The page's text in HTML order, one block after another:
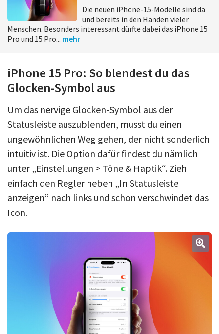
Die neuen iPhone-15-Modelle sind da
und bereits in den Händen vieler
Menschen. Besonders interessant dürfte dabei das iPhone 15
Pro und 15 Pro... mehr
iPhone 15 Pro: So blendest du das
Glocken-Symbol aus
Um das nervige Glocken-Symbol aus der
Statusleiste auszublenden, musst du einen
ungewöhnlichen Weg gehen, der nicht sonderlich
intuitiv ist. Die Option dafür findest du nämlich
unter „Einstellungen > Töne & Haptik“. Zieh
einfach den Regler neben „In Statusleiste
anzeigen“ nach links und schon verschwindet das
Icon.